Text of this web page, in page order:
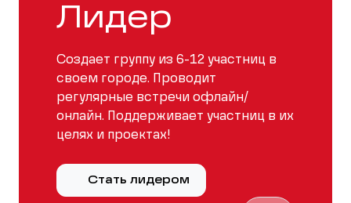
Лидер
Создает группу из 6-12 участниц в
своем городе. Проводит
регулярные встречи офлайн/
онлайн. Поддерживает участниц в их
целях и проектах!
Стать лидером